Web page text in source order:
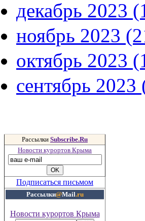
декабрь 2023
ноябрь 2023
октябрь 2023
сентябрь 2023
Рассылки Subscribe.Ru
Новости курортов Крыма
Подписаться письмом
Рассылки@Mail.ru
Новости курортов Крыма